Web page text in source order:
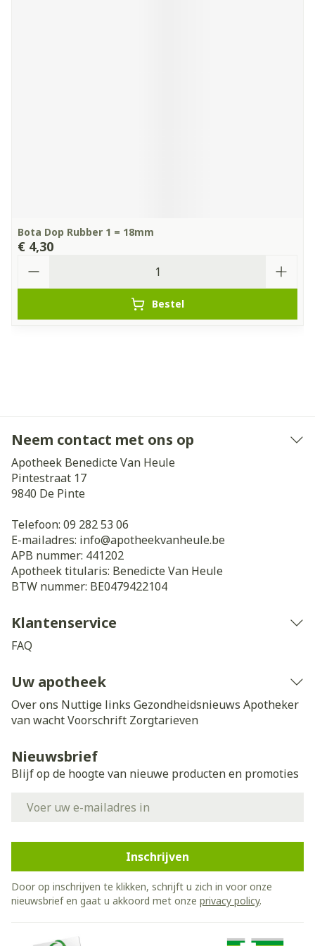
Bota Dop Rubber 1 = 18mm
€ 4,30
Bestel
Neem contact met ons op
Apotheek Benedicte Van Heule
Pintestraat 17
9840 De Pinte
Telefoon: 09 282 53 06
E-mailadres: info@apotheekvanheule.be
APB nummer: 441202
Apotheek titularis: Benedicte Van Heule
BTW nummer: BE0479422104
Klantenservice
FAQ
Uw apotheek
Over ons Nuttige links Gezondheidsnieuws Apotheker
van wachtVoorschrift Zorgtarieven
Nieuwsbrief
Blijf op de hoogte van nieuwe producten en promoties
Inschrijven
Door op inschrijven te klikken, schrijft u zich in voor onze
nieuwsbrief en gaat u akkoord met onze privacy policy.